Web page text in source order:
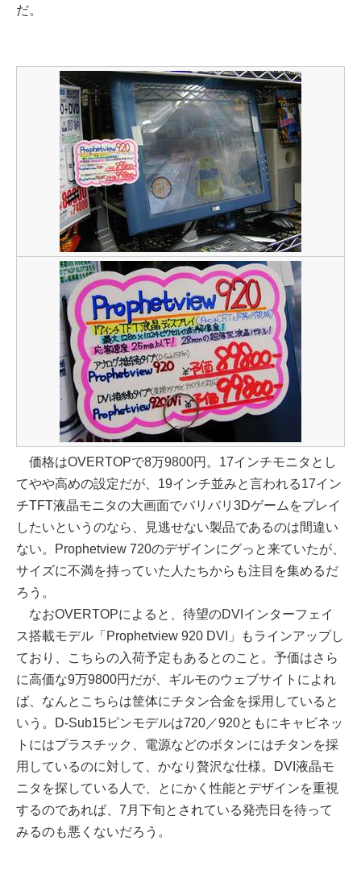
だ。
価格はOVERTOPで8万9800円。17インチモニタとし
てやや高めの設定だが、19インチ並みと言われる17イン
チTFT液晶モニタの大画面でバリバリ3Dゲームをプレイ
したいというのなら、見逃せない製品であるのは間違い
ない。Prophetview 720のデザインにグっと来ていたが、
サイズに不満を持っていた人たちからも注目を集めるだ
ろう。
なおOVERTOPによると、待望のDVIインターフェイ
ス搭載モデル「Prophetview 920 DVI」もラインアップし
ており、こちらの入荷予定もあるとのこと。予価はさら
に高価な9万9800円だが、ギルモのウェブサイトによれ
ば、なんとこちらは筐体にチタン合金を採用していると
いう。D-Sub15ピンモデルは720／920ともにキャビネッ
トにはプラスチック、電源などのボタンにはチタンを採
用しているのに対して、かなり贅沢な仕様。DVI液晶モ
ニタを探している人で、とにかく性能とデザインを重視
するのであれば、7月下旬とされている発売日を待って
みるのも悪くないだろう。